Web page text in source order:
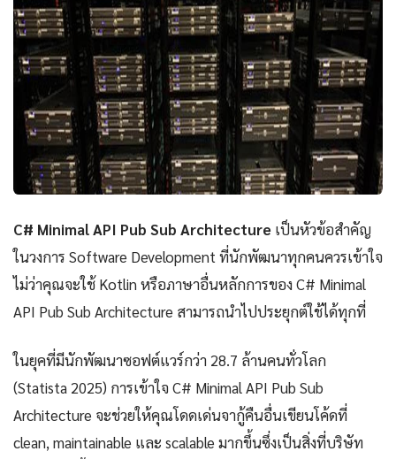
C# Minimal API Pub Sub Architecture เป็นหัวข้อสำคัญ
ในวงการ Software Development ที่นักพัฒนาทุกคนควรเข้าใจ
ไม่ว่าคุณจะใช้ Kotlin หรือภาษาอื่นหลักการของ C# Minimal
API Pub Sub Architecture สามารถนำไปประยุกต์ใช้ได้ทุกที่
ในยุคที่มีนักพัฒนาซอฟต์แวร์กว่า 28.7 ล้านคนทั่วโลก
(Statista 2025) การเข้าใจ C# Minimal API Pub Sub
Architecture จะช่วยให้คุณโดดเด่นจากู้คืนอื่นเขียนโค้ดที่
clean, maintainable และ scalable มากขึ้นซึ่งเป็นสิ่งที่บริษัท